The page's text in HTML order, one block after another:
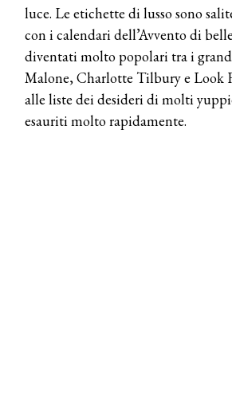
luce. Le etichette di lusso sono
con i calendari dell’Avvento di
diventati molto popolari tra i
Malone, Charlotte Tilbury e Look
alle liste dei desideri di molti
esauriti molto rapidamente.